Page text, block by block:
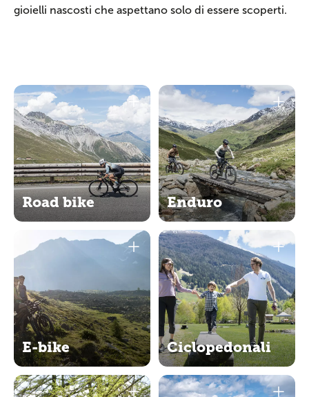
gioielli nascosti che aspettano solo di essere scoperti.
Road bike Enduro
E-bike Ciclopedonali